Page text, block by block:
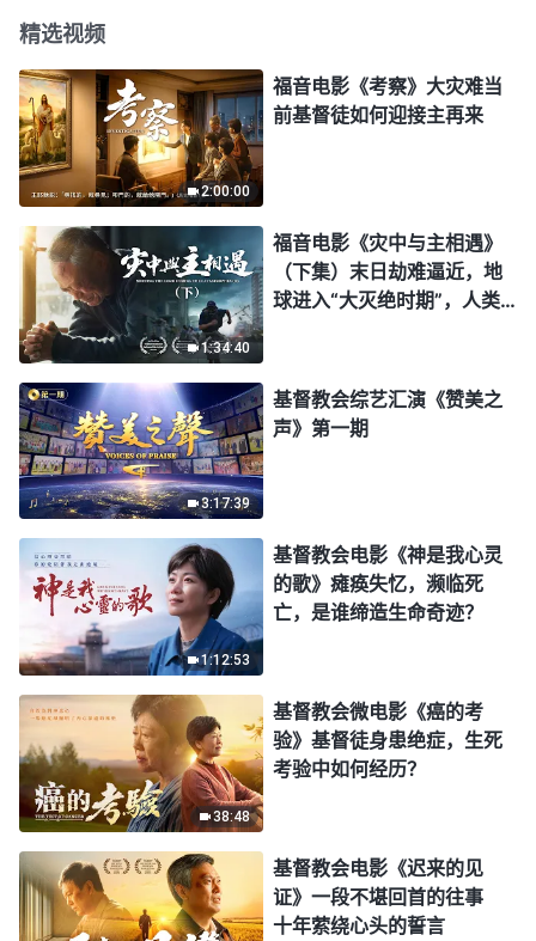
精选视频
2:00:00
福音电影《考察》大灾难当
前基督徒如何迎接主再来
1:34:40
福音电影《灾中与主相遇》
（下集）末日劫难逼近，地
球进入“大灭绝时期”，人类
3:17:39
基督教会综艺汇演《赞美之
声》第一期
1:12:53
基督教会电影《神是我心灵
的歌》瘫痪失忆，濒临死
亡，是谁缔造生命奇迹？
38:48
基督教会微电影《癌的考
验》基督徒身患绝症，生死
考验中如何经历？
基督教会电影《迟来的见
证》一段不堪回首的往事
十年萦绕心头的誓言